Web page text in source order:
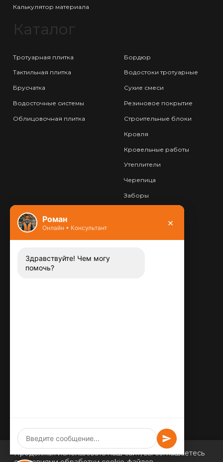
Калькулятор материала
Каталог
Тротуарная плитка
Тактильная плитка
Брусчатка
Водосточные системы
Облицовочная плитка
Бордюр
Водостоки тротуарные
Сухие смеси
Резиновое покрытие
Строительные блоки
Кровля
Кровельные работы
Утеплители
Черепица
Заборы
Контакты
Заказать звонок
Продолжая использовать наш сайт, вы соглашаетесь
Роман
Онлайн • Консультант ×
Здравствуйте! Чем могу
помочь?